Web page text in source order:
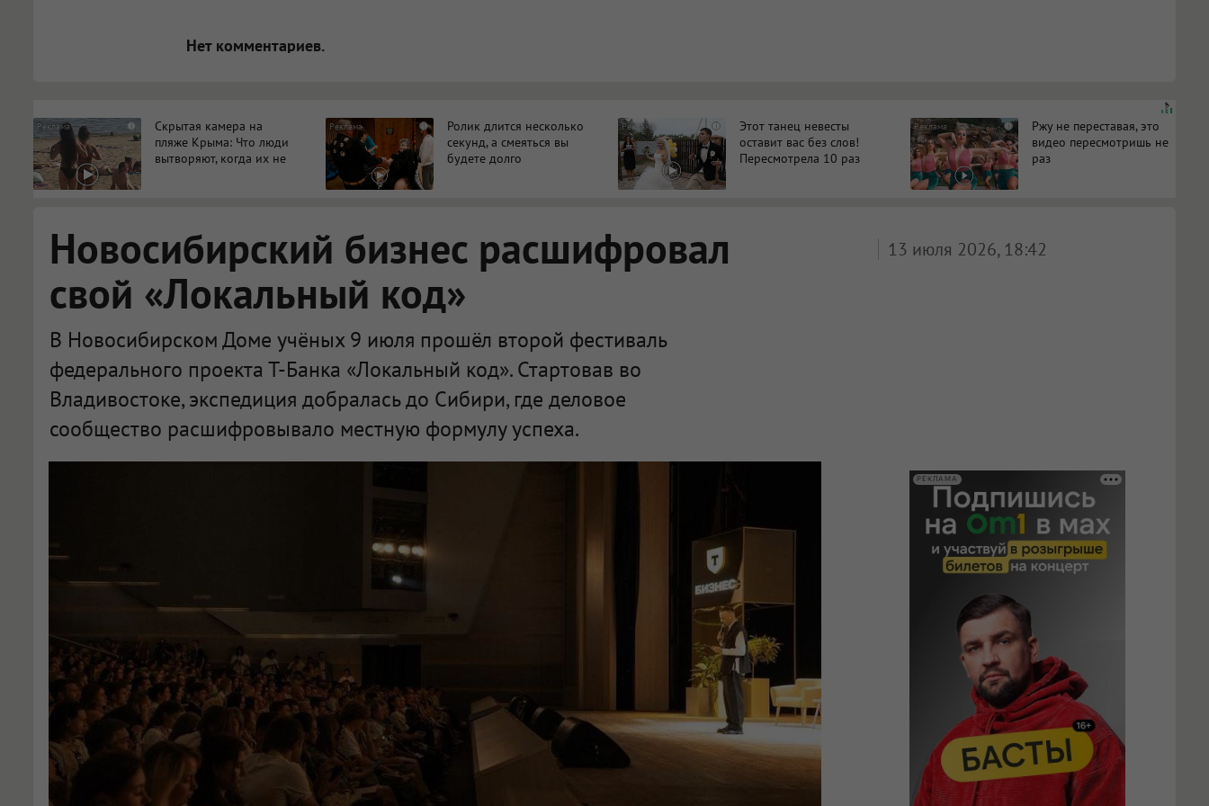
Нет комментариев.
i
Скрытая камера на
пляже Крыма: Что люди
вытворяют, когда их не
i
Ролик длится несколько
секунд, а смеяться вы
будете долго
i
Этот танец невесты
оставит вас без слов!
Пересмотрела 10 раз
i
Ржу не переставая, это
видео пересмотришь не
раз
Новосибирский бизнес расшифровал
свой «Локальный код»
В Новосибирском Доме учёных 9 июля прошёл второй фестиваль
федерального проекта Т-Банка «Локальный код». Стартовав во
Владивостоке, экспедиция добралась до Сибири, где деловое
сообщество расшифровывало местную формулу успеха.
13 июля 2026, 18:42
РЕКЛАМА